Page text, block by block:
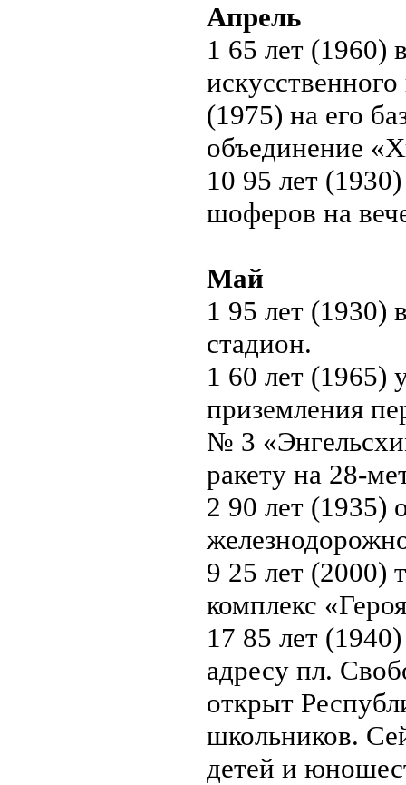
Апрель
1 65 лет (1960)
(1975) на его
объединение
10 95 лет
шоферов на
Май
1 95 лет (1930)
стадион.
1 60 лет (1965)
приземления
№ 3
ракету на 28-
2 90 лет (1935)
9 25 лет (2000)
комплекс
17 85 лет
адресу пл.
открыт
школьников.
детей и